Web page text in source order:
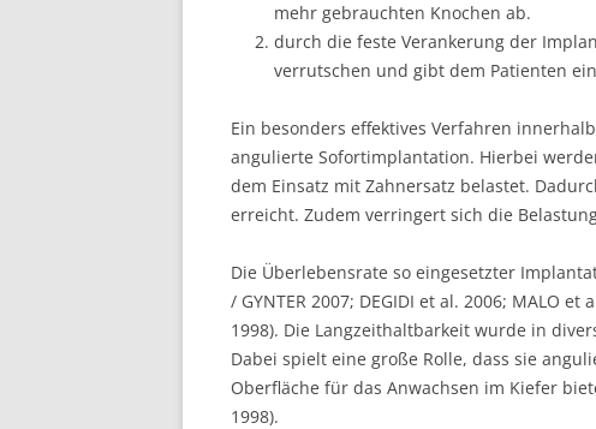
mehr gebrauchten Knochen ab.
durch die feste Verankerung der
verrutschen und gibt dem Patienten
Ein besonders effektives Verfahren
angulierte Sofortimplantation. Hierbei
dem Einsatz mit Zahnersatz belastet.
erreicht. Zudem verringert sich die
Die Überlebensrate so eingesetzter
/ GYNTER 2007; DEGIDI et al. 2006; MALO et
1998). Die Langzeithaltbarkeit wurde in
Dabei spielt eine große Rolle, dass sie
Oberfläche für das Anwachsen im Kiefer
1998).